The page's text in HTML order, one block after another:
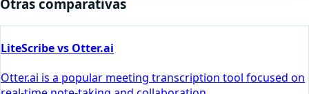
Otras comparativas
LiteScribe vs Otter.ai
Otter.ai is a popular meeting transcription tool focused on